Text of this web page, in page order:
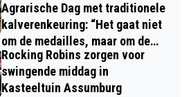
Agrarische Dag met traditionele
kalverenkeuring: “Het gaat niet
om de medailles, maar om de
kinderen”
Rocking Robins zorgen voor
swingende middag in
Kasteeltuin Assumburg